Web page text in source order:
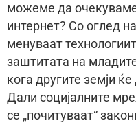
можеме да очекуваме
интернет? Со оглед
менуваат
заштитата на
кога другите земји
Дали социјалните
се „почитуваат“